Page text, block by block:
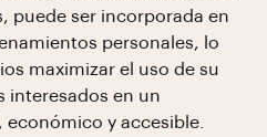
puede ser incorporada en
personales, lo
maximizar el uso de su
interesados en un
y accesible.